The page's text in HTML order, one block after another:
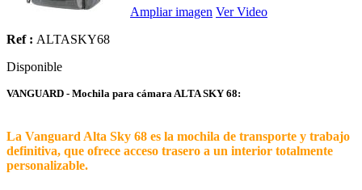
Ampliar imagen Ver Video
Ref : ALTASKY68
Disponible
VANGUARD - Mochila para cámara ALTA SKY 68:
La Vanguard Alta Sky 68 es la mochila de transporte y trabajo
definitiva, que ofrece acceso trasero a un interior totalmente
personalizable.